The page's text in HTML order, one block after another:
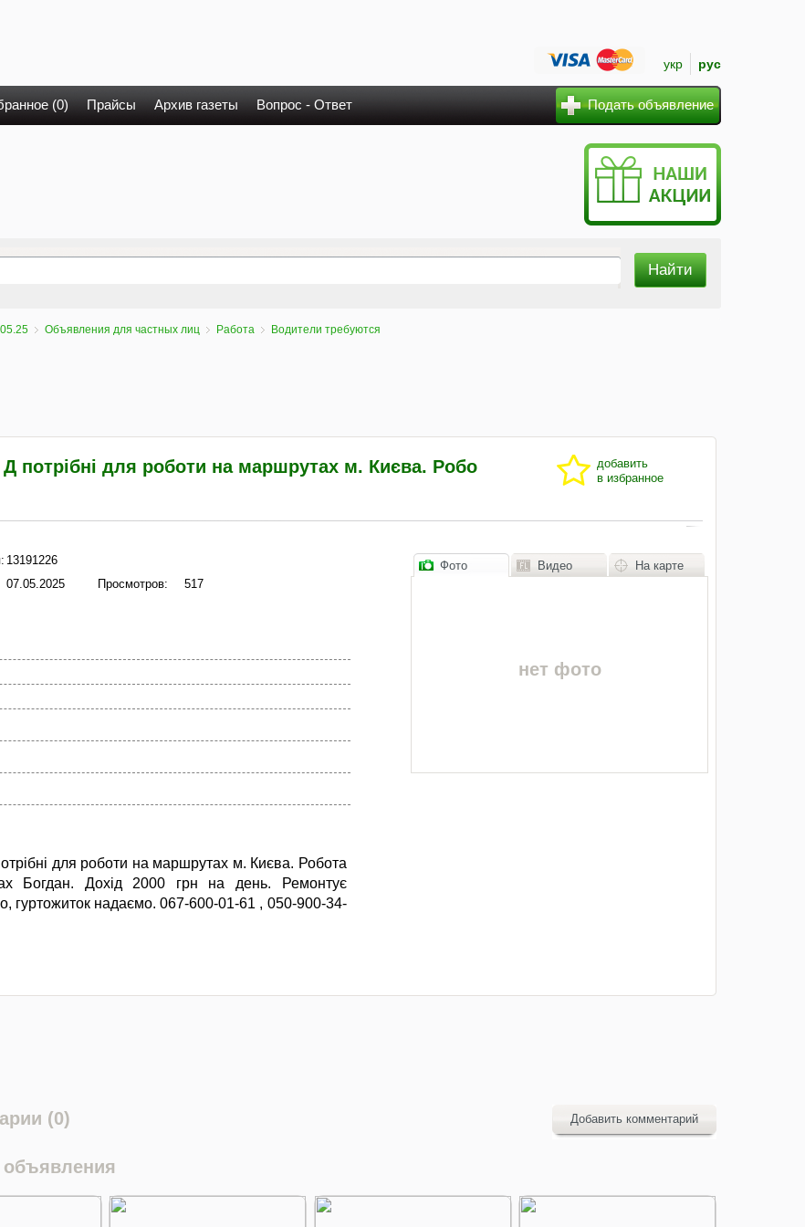
укр рус
(0) Прайсы Архив газеты Вопрос - Ответ Подать объявление
Объявления для частных лиц Работа Водители требуются
Д потрібні для роботи на маршрутах м. Києва. Робо
добавить
в избранное
13191226
07.05.2025 Просмотров: 517
для роботи на маршрутах м. Києва. Робота
Богдан. Дохід 2000 грн на день. Ремонтує
гуртожиток надаємо. 067-600-01-61 , 050-900-34-
Фото Видео На карте
нет фото
(0) Добавить комментарий